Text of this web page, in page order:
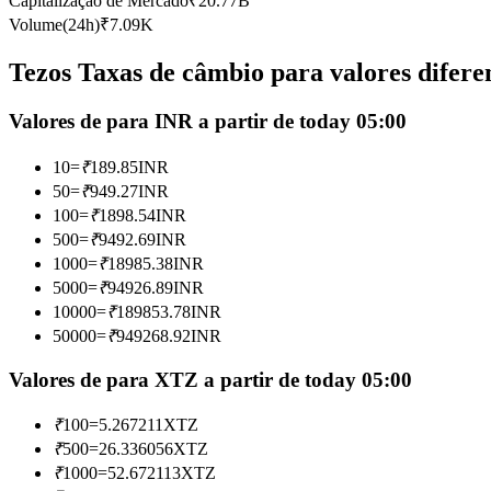
Futuros usando USDC como garantia
Copiar Trading
Junte-se aos principais traders
Volume(24h)₹7.09K
Tezos Taxas de câmbio para valores
Valores de para INR a partir de today 05:00
10=₹189.85INR
50=₹949.27INR
100=₹1898.54INR
500=₹9492.69INR
1000=₹18985.38INR
5000=₹94926.89INR
10000=₹189853.78INR
50000=₹949268.92INR
Valores de para XTZ a partir de today 05:00
₹100=5.267211 XTZ
₹500=26.336056XTZ
₹1000=52.672113XTZ